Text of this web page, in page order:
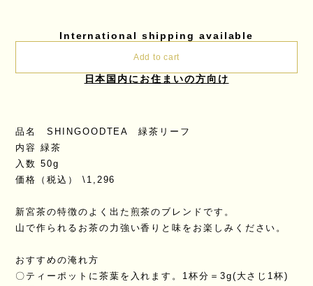
International shipping available
Add to cart
日本国内にお住まいの方向け
品名 SHINGOODTEA 緑茶リーフ
内容 緑茶
入数 50g
価格（税込） \1,296
新宮茶の特徴のよく出た煎茶のブレンドです。
山で作られるお茶の力強い香りと味をお楽しみください。
おすすめの淹れ方
〇ティーポットに茶葉を入れます。1杯分＝3g(大さじ1杯)